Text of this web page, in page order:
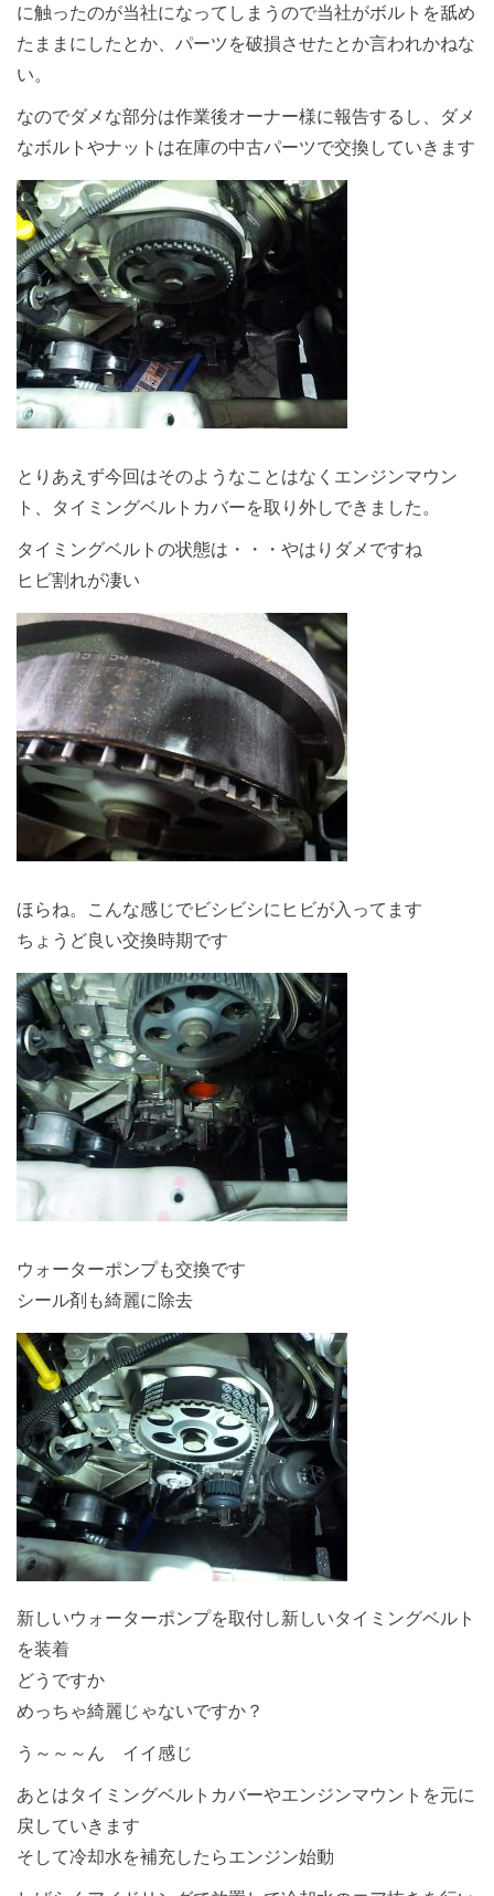
に触ったのが当社になってしまうので当社がボルトを舐め
たままにしたとか、パーツを破損させたとか言われかねな
い。
なのでダメな部分は作業後オーナー様に報告するし、ダメ
なボルトやナットは在庫の中古パーツで交換していきます
とりあえず今回はそのようなことはなくエンジンマウン
ト、タイミングベルトカバーを取り外しできました。
タイミングベルトの状態は・・・やはりダメですね
ヒビ割れが凄い
ほらね。こんな感じでビシビシにヒビが入ってます
ちょうど良い交換時期です
ウォーターポンプも交換です
シール剤も綺麗に除去
新しいウォーターポンプを取付し新しいタイミングベルト
を装着
どうですか
めっちゃ綺麗じゃないですか？
う～～～ん イイ感じ
あとはタイミングベルトカバーやエンジンマウントを元に
戻していきます
そして冷却水を補充したらエンジン始動